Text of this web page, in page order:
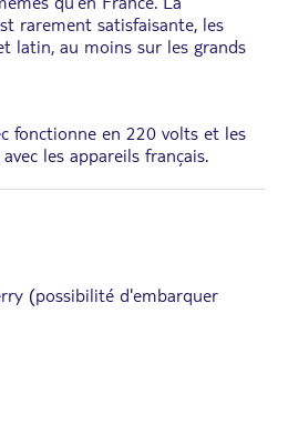
rarement satisfaisante, les
latin, au moins sur les grands
fonctionne en 220 volts et les
les appareils français.
(possibilité d'embarquer